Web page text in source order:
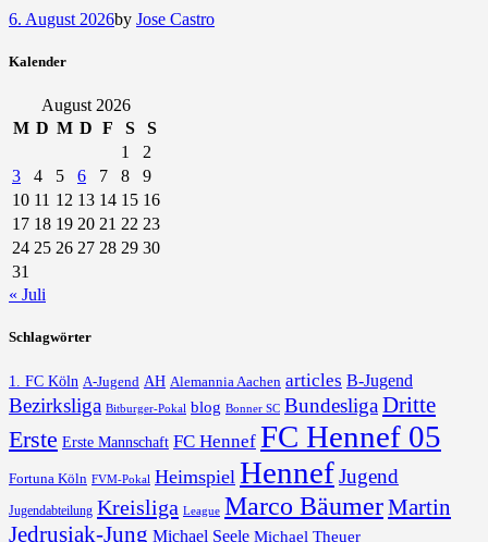
6. August 2026by Jose Castro
Kalender
August 2026
M D M D F S
S
1
2
3
4 5 6 7 8
9
10 11 12 13 14 15 16
17 18 19 20 21 22 23
24 25 26 27 28 29 30
31
« Juli
Schlagwörter
1. FC Köln A-Jugend AH Alemannia Aachen articles B-Jugend
Bezirksliga Bitburger-Pokal blog Bonner SC Bundesliga Dritte
Erste Erste Mannschaft FC Hennef FC Hennef 05
Fortuna Köln FVM-Pokal Heimspiel HennefJugend
Jugendabteilung Kreisliga League Marco BäumerMartin
Jedrusiak-Jung Michael Seele Michael Theuer